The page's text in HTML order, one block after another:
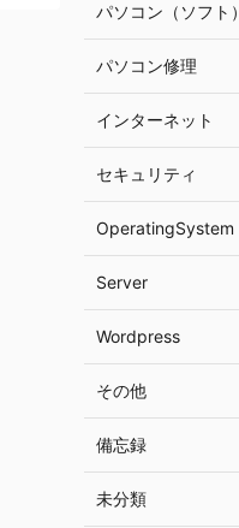
パソコン（ソフト）
パソコン修理
インターネット
セキュリティ
OperatingSystem
Server
Wordpress
その他
備忘録
未分類